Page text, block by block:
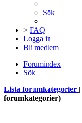
Sök
> FAQ
Logga in
Bli medlem
Forumindex
Sök
Lista forumkategorier
forumkategorier)